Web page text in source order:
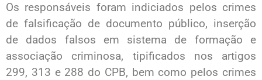
Os responsáveis foram indiciados pelos crimes
de falsificação de documento público, inserção
de dados falsos em sistema de formação e
associação criminosa, tipificados nos artigos
299, 313 e 288 do CPB, bem como pelos crimes